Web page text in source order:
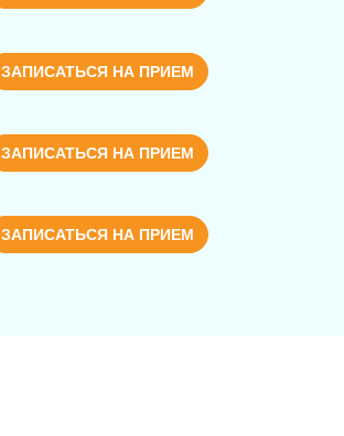
ЗАПИСАТЬСЯ НА ПРИЕМ
ЗАПИСАТЬСЯ НА ПРИЕМ
ЗАПИСАТЬСЯ НА ПРИЕМ